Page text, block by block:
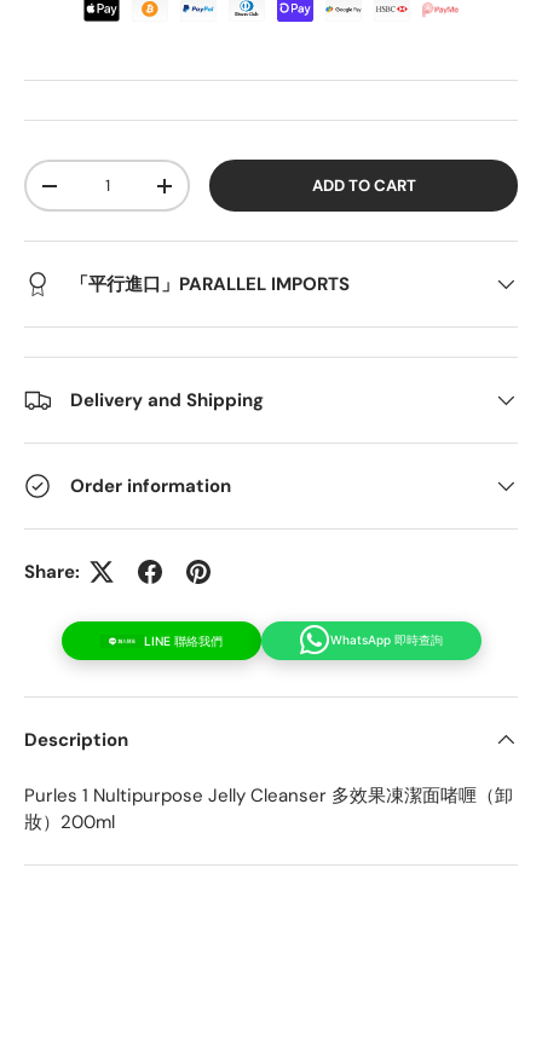
Qty
DECREASE QUANTITYINCREASE QUANTITYADD TO CART
「平行進口」PARALLEL IMPORTS
Delivery and Shipping
Order information
Share:
LINE 聯絡我們 WhatsApp 即時查詢
Description
Purles 1 Nultipurpose Jelly Cleanser 多效果凍潔面啫喱（卸
妝）200ml